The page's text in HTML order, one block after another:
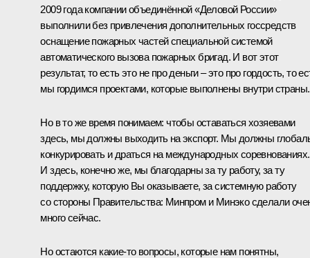
2009 года компании объединённой «Деловой России»
выполнили без привлечения дополнительных госсредств
оснащение пожарных частей специальной системой
автоматического вызова пожарных бригад. И вот этот
результат, то есть это не про деньги – это про гордость, то
мы гордимся проектами, которые выполнены внутри страны.
Но в то же время понимаем: чтобы оставаться хозяевами
здесь, мы должны выходить на экспорт. Мы должны
конкурировать и драться на международных соревнованиях.
И здесь, конечно же, мы благодарны за ту работу, за ту
поддержку, которую Вы оказываете, за системную работу
со стороны Правительства: Минпром и Минэко сделали
много сейчас.
Но остаются какие‑то вопросы, которые нам понятны,